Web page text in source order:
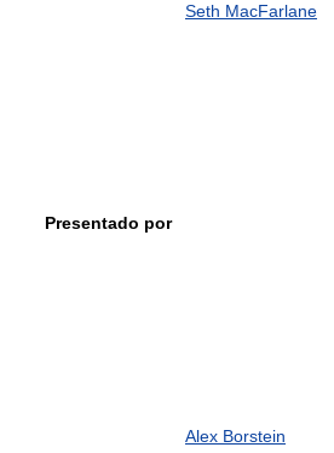
Presentado por
Seth MacFarlane
Alex Borstein